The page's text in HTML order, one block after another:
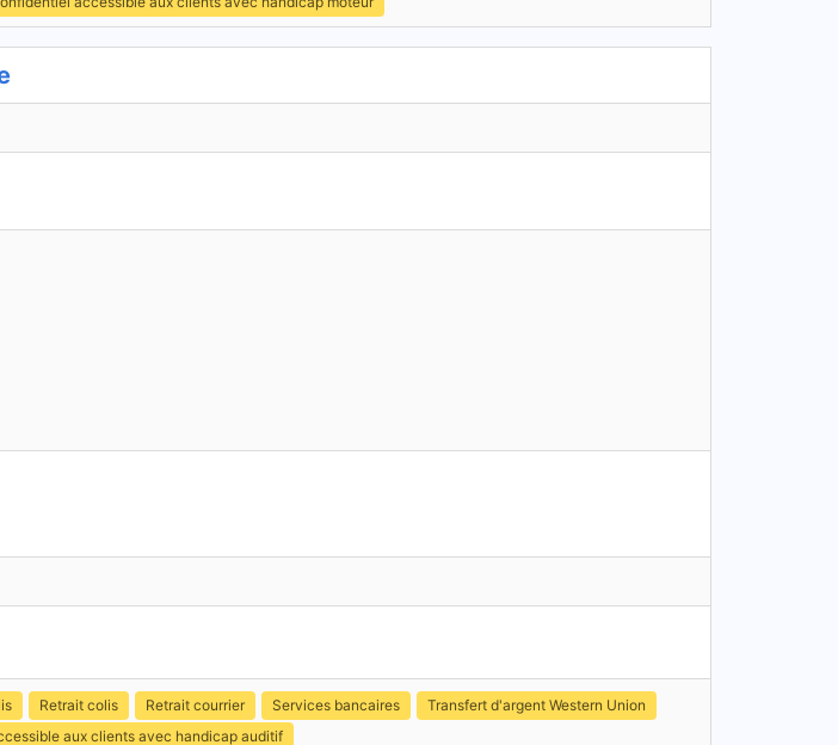
Retrait colis Retrait courrier Services bancaires
Transfert d'argent Western Union
aux clients avec handicap auditif